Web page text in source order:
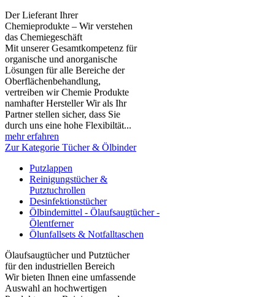
Der Lieferant Ihrer
Chemieprodukte – Wir verstehen
das Chemiegeschäft
Mit unserer Gesamtkompetenz für
organische und anorganische
Lösungen für alle Bereiche der
Oberflächenbehandlung,
vertreiben wir Chemie Produkte
namhafter Hersteller Wir als Ihr
Partner stellen sicher, dass Sie
durch uns eine hohe Flexibiltät...
mehr erfahren
Zur Kategorie Tücher & Ölbinder
Putzlappen
Reinigungstücher &
Putztuchrollen
Desinfektionstücher
Ölbindemittel - Ölaufsaugtücher -
Ölentferner
Ölunfallsets & Notfalltaschen
Ölaufsaugtücher und Putztücher
für den industriellen Bereich
Wir bieten Ihnen eine umfassende
Auswahl an hochwertigen